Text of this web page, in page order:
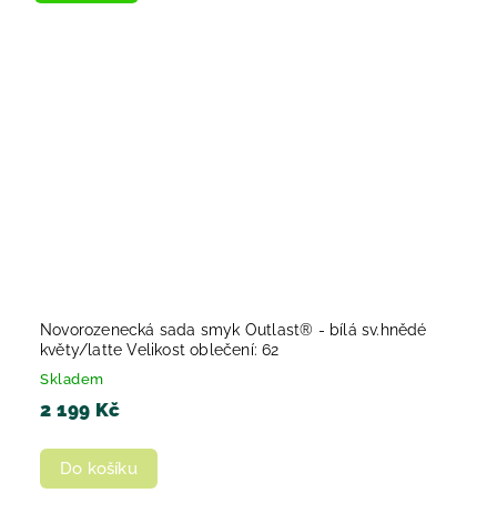
Novorozenecká sada smyk Outlast® - bílá sv.hnědé
květy/latte Velikost oblečení: 62
Skladem
2 199 Kč
Do košíku